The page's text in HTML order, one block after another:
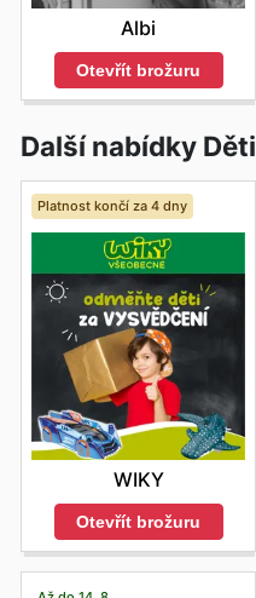
Albi
Otevřít brožuru
Další nabídky Děti
Platnost končí za 4 dny
WIKY
Otevřít brožuru